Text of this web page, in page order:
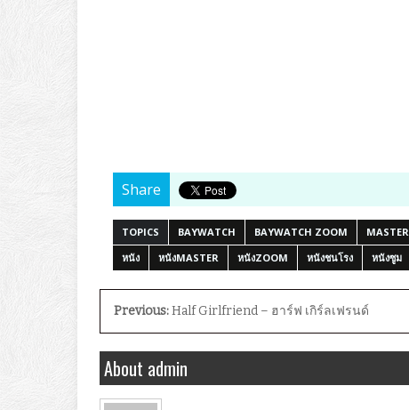
Share
TOPICS BAYWATCH BAYWATCH ZOOM MASTER
หนัง
หนังMASTER หนังZOOM หนังชนโรง หนังซูม
Previous:Half Girlfriend – ฮาร์ฟ เกิร์ลเฟรนด์
About admin